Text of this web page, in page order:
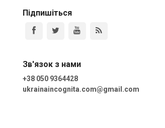
Підпишіться
Зв'язок з нами
+38 050 9364428
ukrainaincognita.com@gmail.com